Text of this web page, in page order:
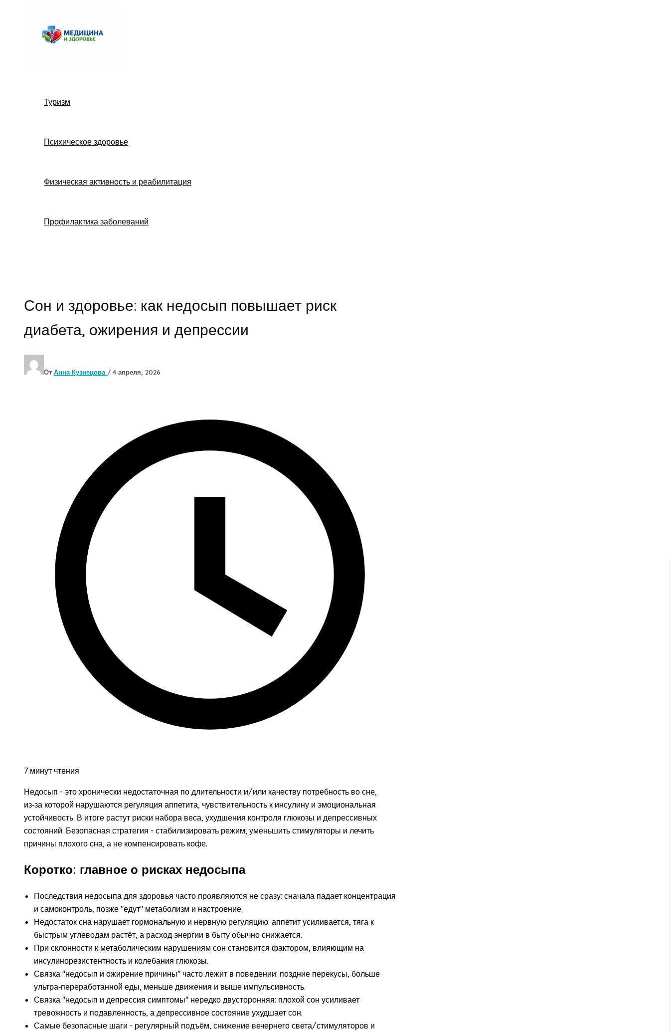
содержимому
Туризм
Психическое здоровье
Физическая активность и реабилитация
Профилактика заболеваний
Сон и здоровье: как недосып повышает риск
диабета, ожирения и депрессии
От Анна Кузнецова / 4 апреля, 2026
7 минут чтения
Недосып - это хронически недостаточная по длительности и/или качеству потребность во сне,
из‑за которой нарушаются регуляция аппетита, чувствительность к инсулину и эмоциональная
устойчивость. В итоге растут риски набора веса, ухудшения контроля глюкозы и депрессивных
состояний. Безопасная стратегия - стабилизировать режим, уменьшить стимуляторы и лечить
причины плохого сна, а не компенсировать кофе.
Коротко: главное о рисках недосыпа
Последствия недосыпа для здоровья часто проявляются не сразу: сначала падает концентрация
и самоконтроль, позже "едут" метаболизм и настроение.
Недостаток сна нарушает гормональную и нервную регуляцию: аппетит усиливается, тяга к
быстрым углеводам растёт, а расход энергии в быту обычно снижается.
При склонности к метаболическим нарушениям сон становится фактором, влияющим на
инсулинорезистентность и колебания глюкозы.
Связка "недосып и ожирение причины" часто лежит в поведении: поздние перекусы, больше
ультра‑переработанной еды, меньше движения и выше импульсивность.
Связка "недосып и депрессия симптомы" нередко двусторонняя: плохой сон усиливает
тревожность и подавленность, а депрессивное состояние ухудшает сон.
Самые безопасные шаги - регулярный подъём, снижение вечернего света/стимуляторов и